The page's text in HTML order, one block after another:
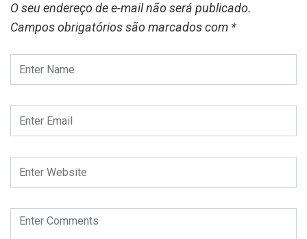
O seu endereço de e-mail não será publicado.
Campos obrigatórios são marcados com *